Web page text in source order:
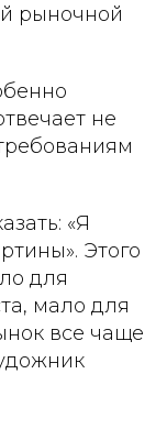
рыночной
не
«Я
Этого
для
мало для
все чаще